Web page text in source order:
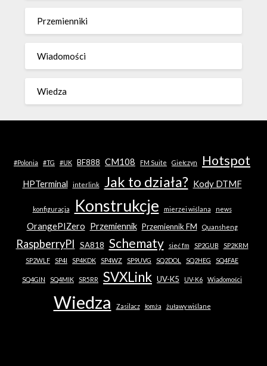
Przemienniki
Wiadomości
Wiedza
#Polonia #TG #UK BF888 CM108 FM Suite Giełczyn Hotspot
HPTerminal interlink Jak to działa? Kody DTMF
konfiguracja Konstrukcje mierzei wiślana news
OrangePIZero Przemiennik Przemiennik FM Quansheng
RaspberryPI SA818 Schematy sieć fm SP2GUB
SP2KRM
SP2WLF
SP4I SP4KDK SP4WZ SP9UVG SQ2DOL SQ2HEG SQ4FAE
SQ4GIN SQ4MIK SR5RR SVXLink UV-K5 UV-K6 Wiadomości
Wiedza Zasilacz łomża żuławy wiślane